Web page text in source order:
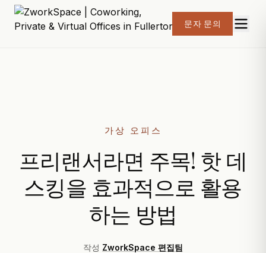
문자 문의
가상 오피스
프리랜서라면 주목! 핫 데
스킹을 효과적으로 활용
하는 방법
작성 ZworkSpace 편집팀